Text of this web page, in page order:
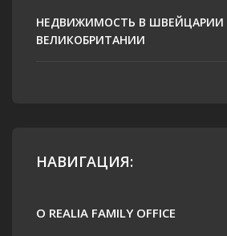
НЕДВИЖИМОСТЬ В ШВЕЙЦАРИИ
ВЕЛИКОБРИТАНИИ
НАВИГАЦИЯ:
О REALIA FAMILY OFFICE